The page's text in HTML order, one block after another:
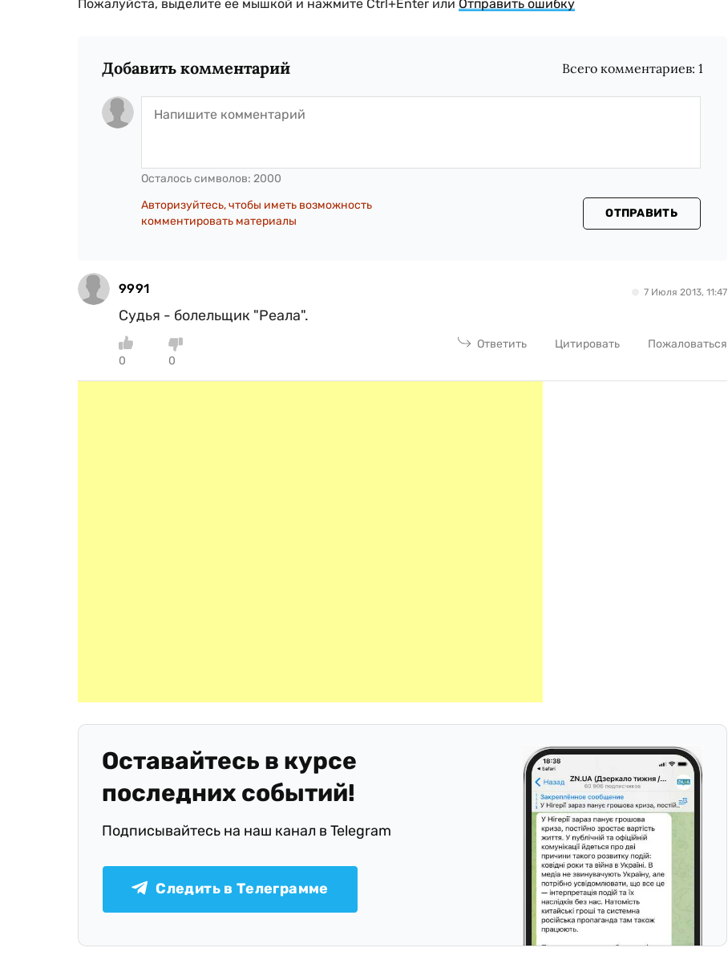
Пожалуйста, выделите ее мышкой и нажмите Ctrl+Enter или Отправить ошибку
Добавить комментарий Всего комментариев:1
Осталось символов: 2000
Авторизуйтесь, чтобы иметь возможность
комментировать материалы
ОТПРАВИТЬ
9991 7 Июля 2013, 11:47
Судья - болельщик "Реала".
0 0
Ответить Цитировать Пожаловаться
Оставайтесь в курсе
последних событий!
Подписывайтесь на наш канал в Telegram
Следить в Телеграмме